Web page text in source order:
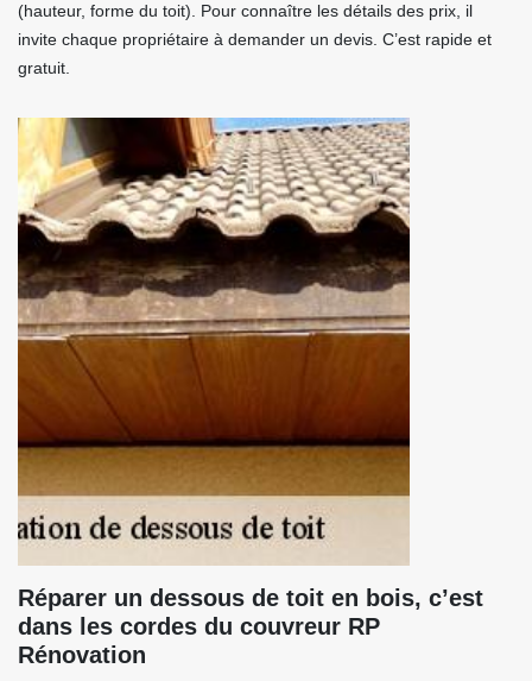
(hauteur, forme du toit). Pour connaître les détails des prix, il
invite chaque propriétaire à demander un devis. C’est rapide et
gratuit.
Réparer un dessous de toit en bois, c’est
dans les cordes du couvreur RP
Rénovation